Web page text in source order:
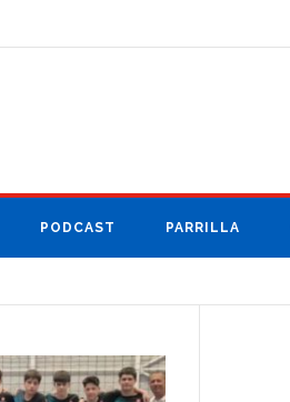
PODCAST PARRILLA